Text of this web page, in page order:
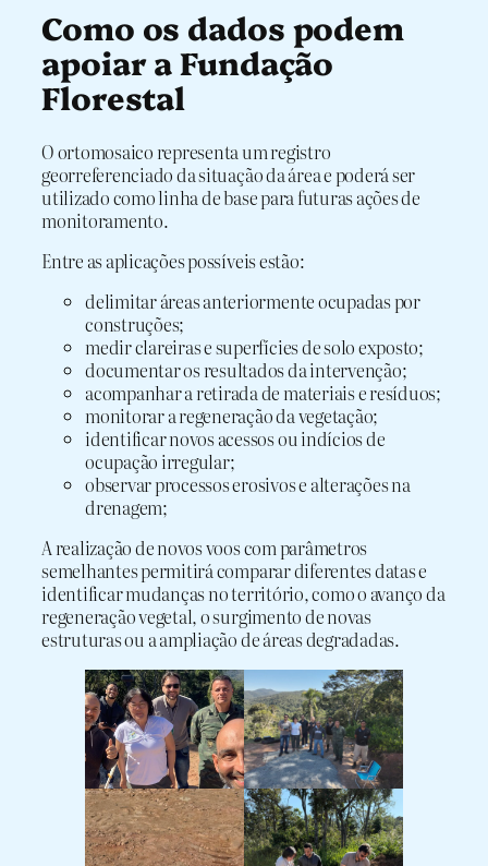
Como os dados podem
apoiar a Fundação
Florestal
O ortomosaico representa um registro
georreferenciado da situação da área e poderá ser
utilizado como linha de base para futuras ações de
monitoramento.
Entre as aplicações possíveis estão:
delimitar áreas anteriormente ocupadas por
construções;
medir clareiras e superfícies de solo exposto;
documentar os resultados da intervenção;
acompanhar a retirada de materiais e resíduos;
monitorar a regeneração da vegetação;
identificar novos acessos ou indícios de
ocupação irregular;
observar processos erosivos e alterações na
drenagem;
A realização de novos voos com parâmetros
semelhantes permitirá comparar diferentes datas e
identificar mudanças no território, como o avanço da
regeneração vegetal, o surgimento de novas
estruturas ou a ampliação de áreas degradadas.